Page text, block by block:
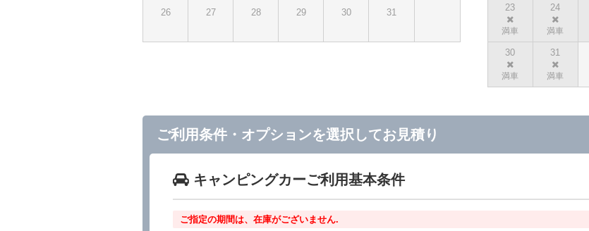
26 27 28 29 30 31 23 24
30 31
ご利用条件・オプションを選択してお見積り
キャンピングカーご利用基本条件
ご指定の期間は、在庫がございません.